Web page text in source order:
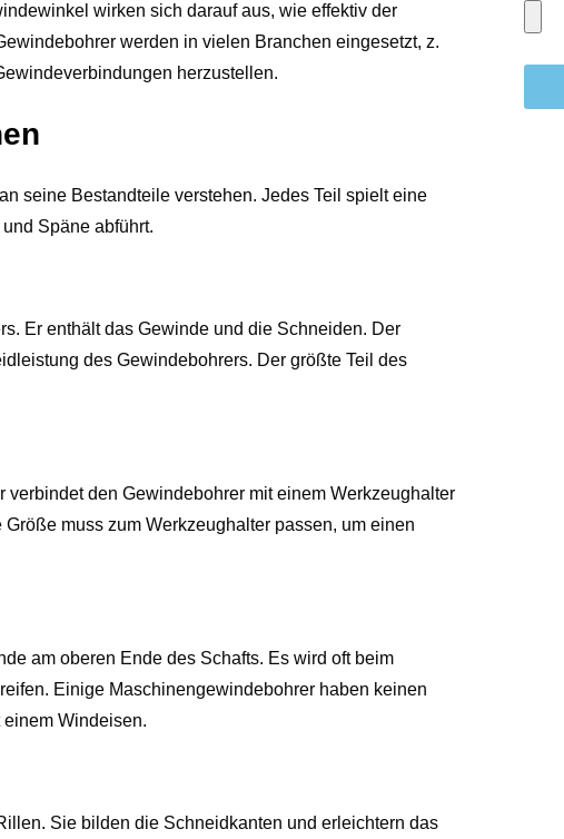
wirken sich darauf aus, wie effektiv der
werden in vielen Branchen eingesetzt, z.
herzustellen.
seine Bestandteile verstehen. Jedes Teil spielt eine
Späne abführt.
Er enthält das Gewinde und die Schneiden. Der
des Gewindebohrers. Der größte Teil des
den Gewindebohrer mit einem Werkzeughalter
muss zum Werkzeughalter passen, um einen
am oberen Ende des Schafts. Es wird oft beim
Einige Maschinengewindebohrer haben keinen
Windeisen.
Sie bilden die Schneidkanten und erleichtern das